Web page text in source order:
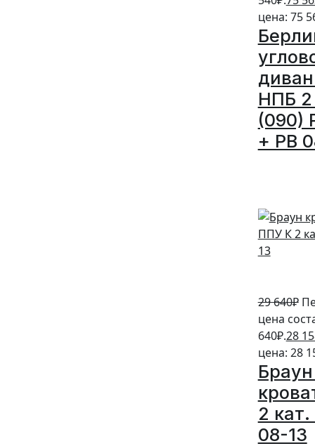
цена: 75
НПБ 2
(090)
+ PB
29 640₽
цена
640₽.28
цена: 28
2 кат.
08-13